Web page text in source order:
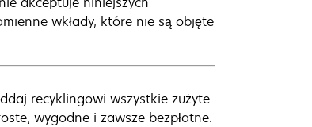
wkłady, które nie są objęte
recyklingowi wszystkie zużyte
wygodne i zawsze bezpłatne.